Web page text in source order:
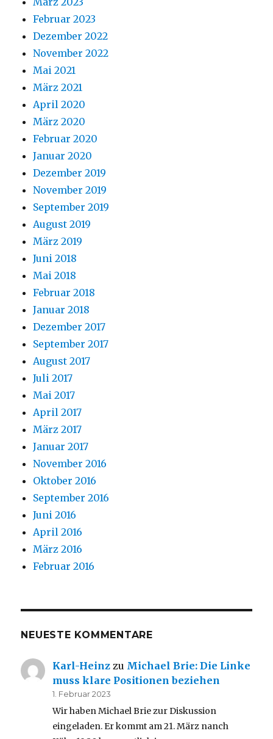
Februar 2023
Dezember 2022
November 2022
Mai 2021
März 2021
April 2020
März 2020
Februar 2020
Januar 2020
Dezember 2019
November 2019
September 2019
August 2019
März 2019
Juni 2018
Mai 2018
Februar 2018
Januar 2018
Dezember 2017
September 2017
August 2017
Juli 2017
Mai 2017
April 2017
März 2017
Januar 2017
November 2016
Oktober 2016
September 2016
Juni 2016
April 2016
März 2016
Februar 2016
NEUESTE KOMMENTARE
Karl-Heinz zu Michael Brie: Die Linke
muss klare Positionen beziehen
1. Februar 2023
Wir haben Michael Brie zur Diskussion
eingeladen. Er kommt am 21. März nanch